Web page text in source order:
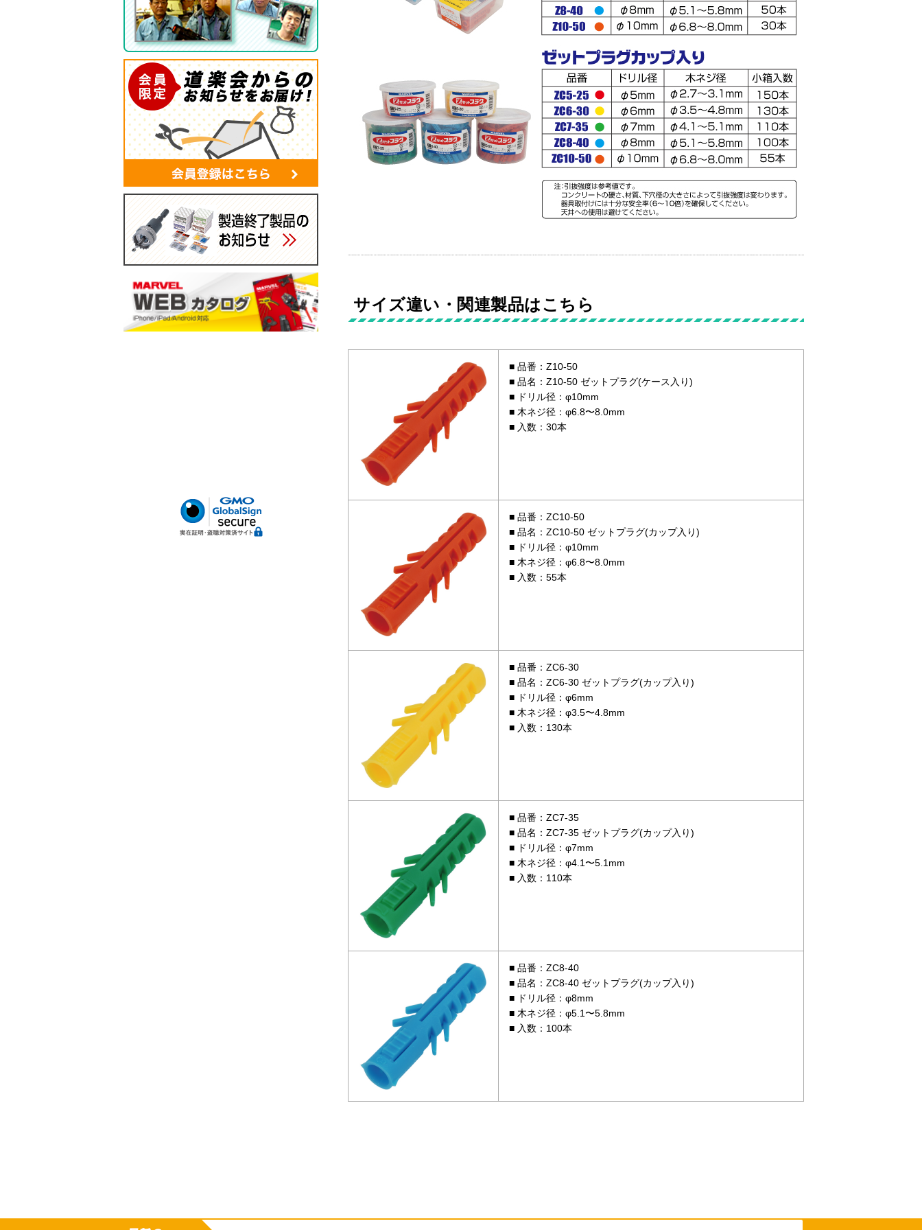
サイズ違い・関連製品はこちら
品番：Z10-50
品名：Z10-50 ゼットプラグ(ケース入り)
ドリル径：φ10mm
木ネジ径：φ6.8〜8.0mm
入数：30本
品番：ZC10-50
品名：ZC10-50 ゼットプラグ(カップ入り)
ドリル径：φ10mm
木ネジ径：φ6.8〜8.0mm
入数：55本
品番：ZC6-30
品名：ZC6-30 ゼットプラグ(カップ入り)
ドリル径：φ6mm
木ネジ径：φ3.5〜4.8mm
入数：130本
品番：ZC7-35
品名：ZC7-35 ゼットプラグ(カップ入り)
ドリル径：φ7mm
木ネジ径：φ4.1〜5.1mm
入数：110本
品番：ZC8-40
品名：ZC8-40 ゼットプラグ(カップ入り)
ドリル径：φ8mm
木ネジ径：φ5.1〜5.8mm
入数：100本
ツールバッグ
帆布シリーズ
現場用ゴミ箱
蛍光灯・モールバッグ
手袋
パーツボックス
電工バケツ
ケーブルタイホルダー
マルチポーチ
小判型ポケット